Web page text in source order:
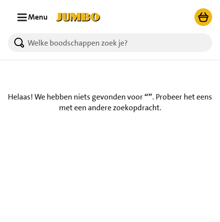
Menu
Helaas! We hebben niets gevonden voor“”. Probeer het eens
met een andere zoekopdracht.